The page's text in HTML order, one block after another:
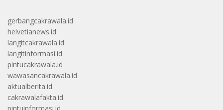
gerbangcakrawala.id
helvetianews.id
langitcakrawala.id
langitinformasi.id
pintucakrawala.id
wawasancakrawala.id
aktualberita.id
cakrawalafakta.id